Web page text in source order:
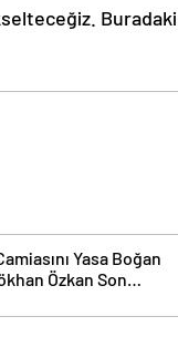
Yasa Boğan
Özkan Son